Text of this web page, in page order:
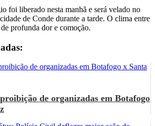
foi liberado nesta manhã e será velado no
de Conde durante a tarde. O clima entre
profunda dor e comoção.
de organizadas em Botafogo